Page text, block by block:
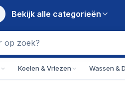
Bekijk alle categorieën
Koelen & Vriezen Wassen &